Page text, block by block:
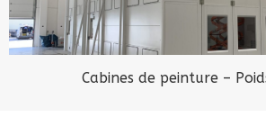
Cabines de peinture –